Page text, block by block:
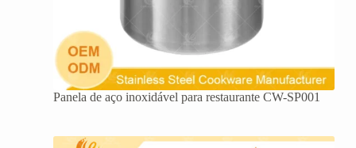
Panela de aço inoxidável para restaurante CW-SP001